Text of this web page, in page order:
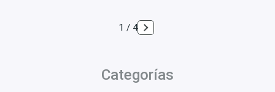
1 / 4
Categorías